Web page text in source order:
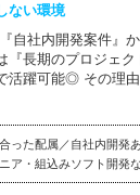
ない環境
自社内開発案件』
『長期のプロジェ
活躍可能◎ その理
った配属／自社内開発
ア・組込みソフト開発